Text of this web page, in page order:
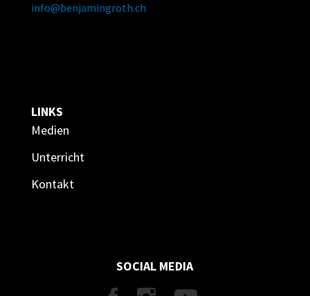
info@benjamingroth.ch
LINKS
Medien
Unterricht
Kontakt
SOCIAL MEDIA